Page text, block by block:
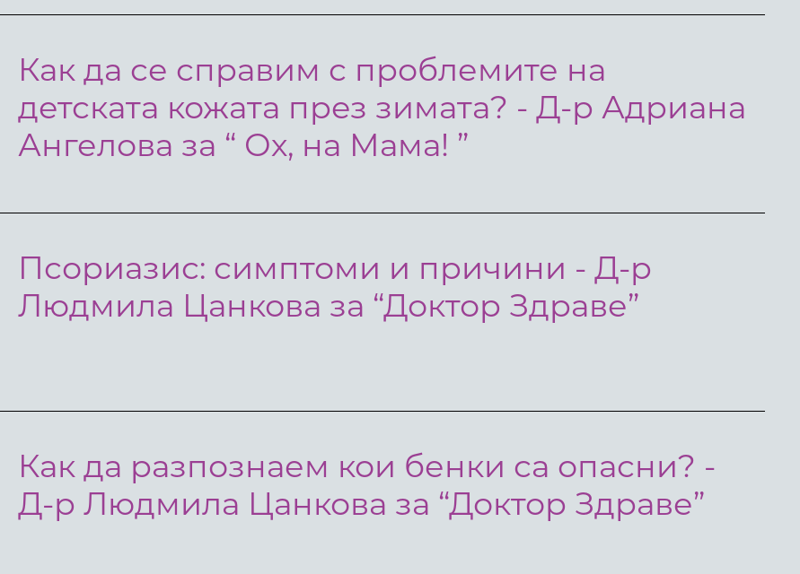
Как да се справим с проблемите на
детската кожата през зимата? - Д-р Адриана
Ангелова за “ Ох, на Мама! ”
Псориазис: симптоми и причини - Д-р
Людмила Цанкова за “Доктор Здраве”
Как да разпознаем кои бенки са опасни? -
Д-р Людмила Цанкова за “Доктор Здраве”